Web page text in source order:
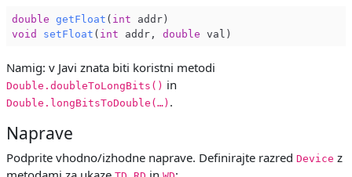
double getFloat ( int addr)
void
setFloat ( int addr, double val)
Namig: v Javi znata biti koristni metodi
Double.doubleToLongBits() in
Double.longBitsToDouble(…) .
Naprave
Podprite vhodno/izhodne naprave. Definirajte razred Device z